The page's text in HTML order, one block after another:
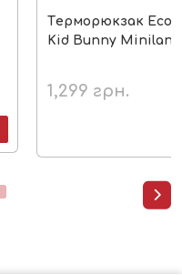
Tерморюкзак
Kid Bunny Miniland
1,299 грн.
